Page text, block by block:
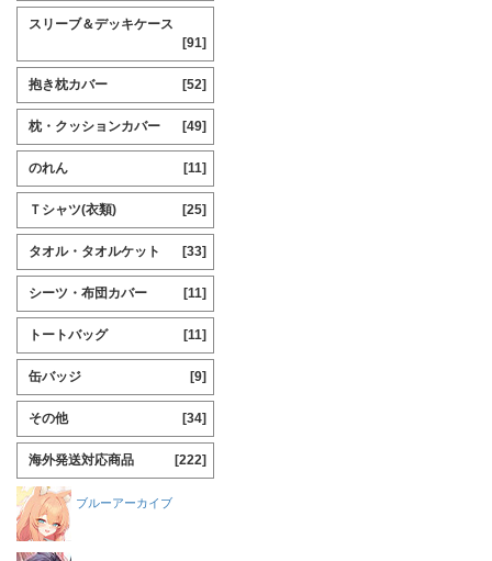
スリーブ＆デッキケース
[91]
抱き枕カバー [52]
枕・クッションカバー [49]
のれん [11]
Ｔシャツ(衣類) [25]
タオル・タオルケット [33]
シーツ・布団カバー [11]
トートバッグ [11]
缶バッジ [9]
その他 [34]
海外発送対応商品 [222]
ブルーアーカイブ